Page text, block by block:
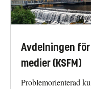
Avdelningen
medier (KSFM)
Problemorienterad